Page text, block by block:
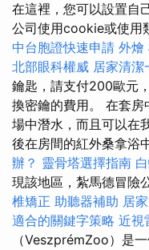
在這裡，您可以設置自
公司使用cookie或使用
中台胞證快速申請 外燴
北部眼科權威 居家清
鑰匙，請支付200歐元
換密鑰的費用。 在套
場中潛水，而且可以在
後在房間的紅外桑拿浴
辦？ 靈骨塔選擇指南
現該地區，紮馬德冒險
椎矯正 助聽器補助 居
適合的關鍵字策略 近視
（VeszprémZoo）是